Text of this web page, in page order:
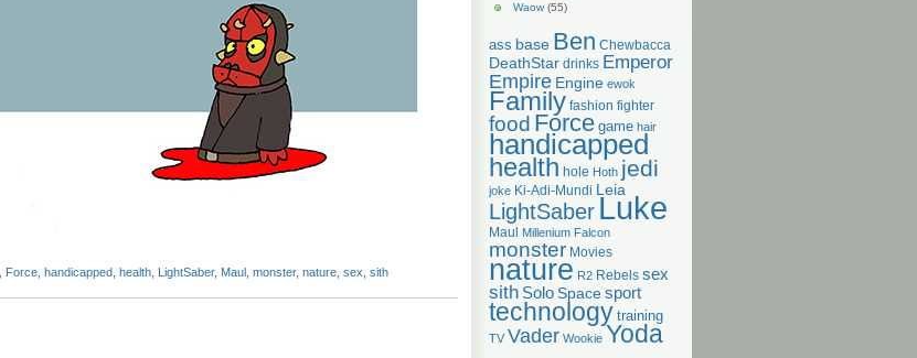
Force handicapped health LightSaber, Maul monster, nature sex sith
Waow (55)
ass base Ben Chewbacca
DeathStar drinks Emperor
Empire Engine ewok
Family fashion fighter
food Force game hair
handicapped
health hole Hoth jedi
joke Ki-Adi-Mundi Leia
LightSaberLuke
Maul Millenium Falcon
monster Movies
nature R2 Rebels sex
sith SoloSpacesport
technology training
TV Vader Wookie Yoda